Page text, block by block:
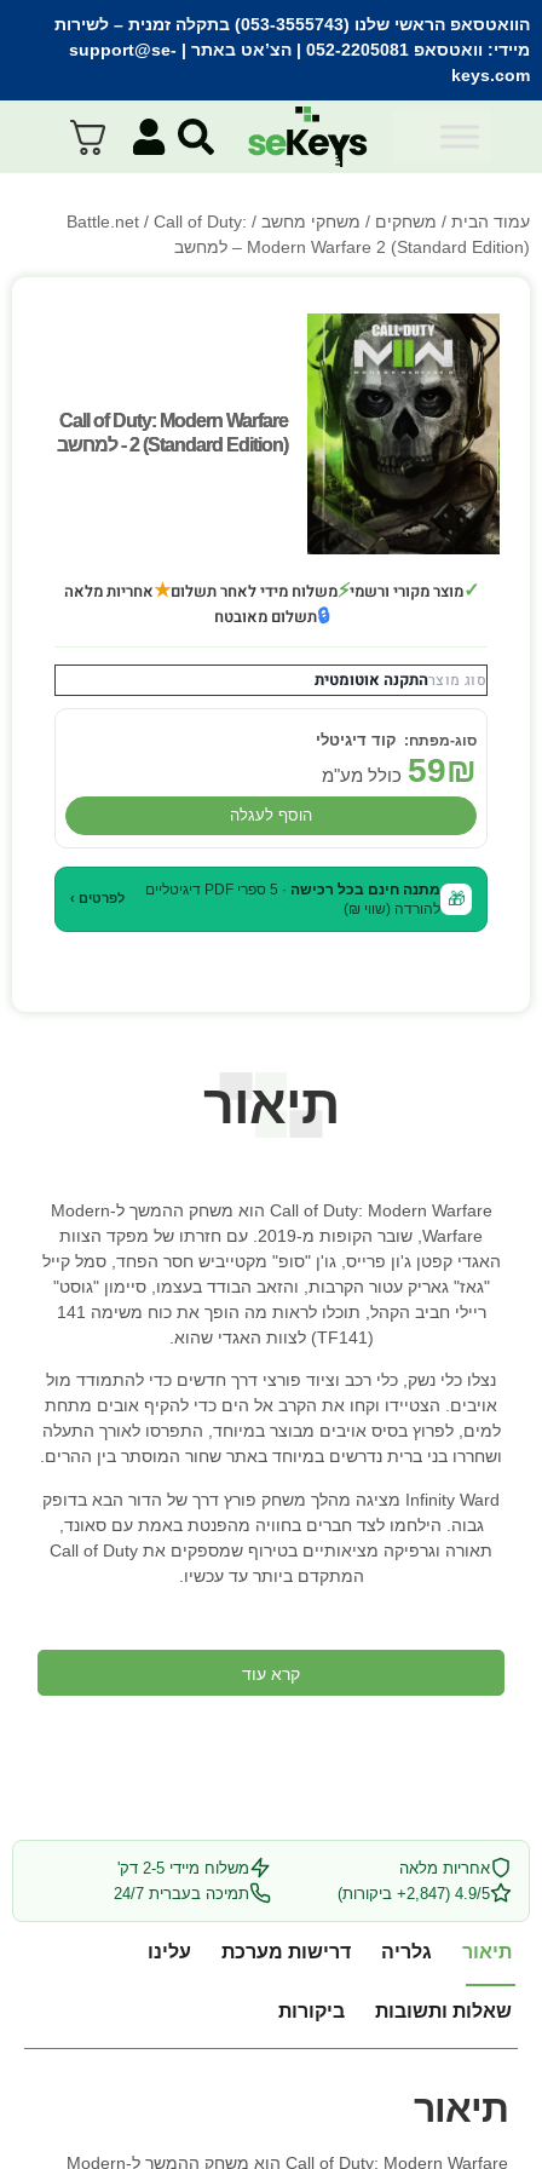
הוואטסאפ הראשי שלנו (053-3555743) בתקלה זמנית
– לשירות
מיידי: וואטסאפ 052-2205081 | הצ’אט באתר | support@se-
keys.com
עמוד הבית / משחקים / משחקי מחשב /
Battle.net / Call of Duty:
Modern Warfare 2 (Standard Edition) – למחשב
Call of Duty: Modern Warfare
2 (Standard Edition) - למחשב
Call of Duty: Modern Warfare
2 (Standard Edition) - למחשב
✓מוצר מקורי ורשמי⚡משלוח מידי לאחר תשלום★אחריות מלאה
🔒תשלום מאובטח
סוג מוצרהתקנה אוטומטית
קוד דיגיטלי
59₪ כולל מע"מ
הוסף לעגלה
🎁 מתנה חינם בכל רכישה
· 5 ספרי PDF דיגיטליים
להורדה (שווי ₪)
לפרטים ›
תיאור
Call of Duty: Modern Warfare הוא משחק ההמשך ל-Modern
Warfare, שובר הקופות מ-2019. עם חזרתו של מפקד הצוות
האגדי קפטן ג'ון פרייס, גו'ן "סופ" מקטייביש חסר הפחד, סמל קייל
"גאז" גאריק עטור הקרבות, והזאב הבודד בעצמו, סיימון "גוסט"
ריילי חביב הקהל, תוכלו לראות מה הופך את כוח משימה 141
(TF141) לצוות האגדי שהוא.
נצלו כלי נשק, כלי רכב וציוד פורצי דרך חדשים כדי להתמודד מול
אויבים. הצטיידו וקחו את הקרב אל הים כדי להקיף אובים מתחת
למים, לפרוץ בסיס אויבים מבוצר במיוחד, התפרסו לאורך התעלה
ושחררו בני ברית נדרשים במיוחד באתר שחור המוסתר בין ההרים.
Infinity Ward מציגה מהלך משחק פורץ דרך של הדור הבא בדופק
גבוה. הילחמו לצד חברים בחוויה מהפנטת באמת עם סאונד,
תאורה וגרפיקה מציאותיים בטירוף שמספקים את Call of Duty
המתקדם ביותר עד עכשיו.
קרא עוד
אחריות מלאה
משלוח מיידי 2-5 דק'
4.9/5 (2,847+ ביקורות)
תמיכה בעברית 24/7
תיאור גלריה דרישות מערכת עלינו
שאלות ותשובות ביקורות
תיאור
Call of Duty: Modern Warfare הוא משחק ההמשך ל-Modern